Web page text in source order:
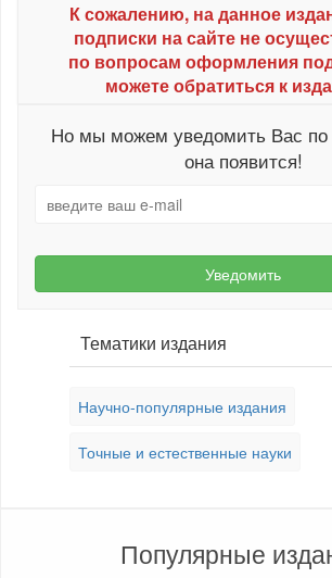
К сожалению, на данное
подписки на сайте не
по вопросам оформления
можете обратиться к
Но мы можем уведомить Вас по
она появится!
Уведомить
Тематики издания
Научно-популярные издания
Точные и естественные науки
Популярные